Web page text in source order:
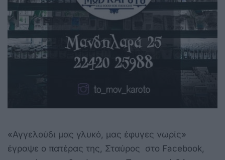
«Αγγελούδι μας γλυκό, μας έφυγες νωρίς»
έγραψε ο πατέρας της, Σταύρος στο Facebook,